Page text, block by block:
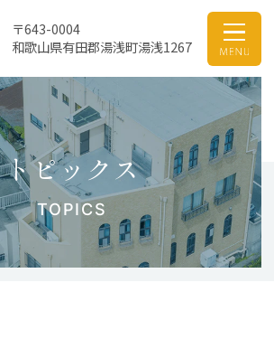
〒643-0004
和歌山県有田郡湯浅町湯浅1267
トピックス
TOPICS